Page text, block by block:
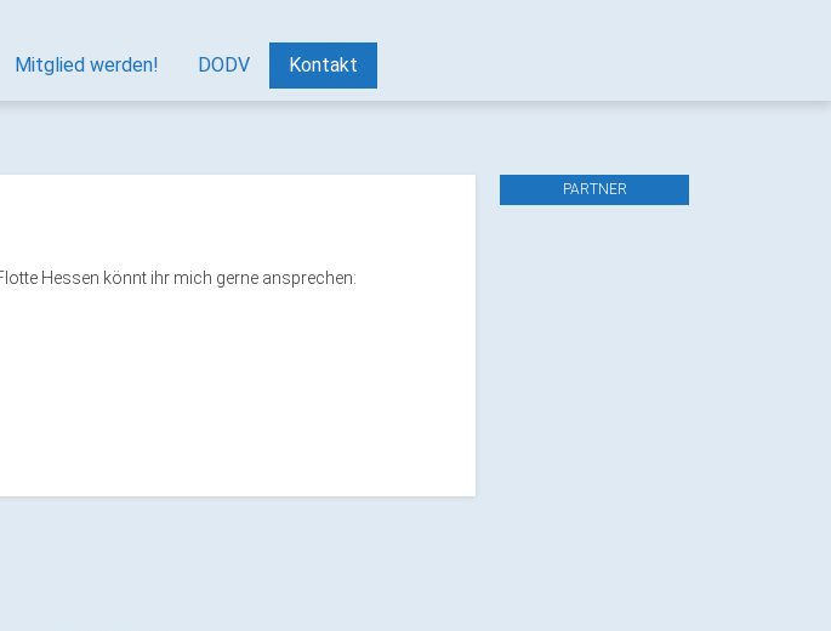
Mitglied werden! DODV Kontakt
Hessen könnt ihr mich gerne ansprechen:
PARTNER